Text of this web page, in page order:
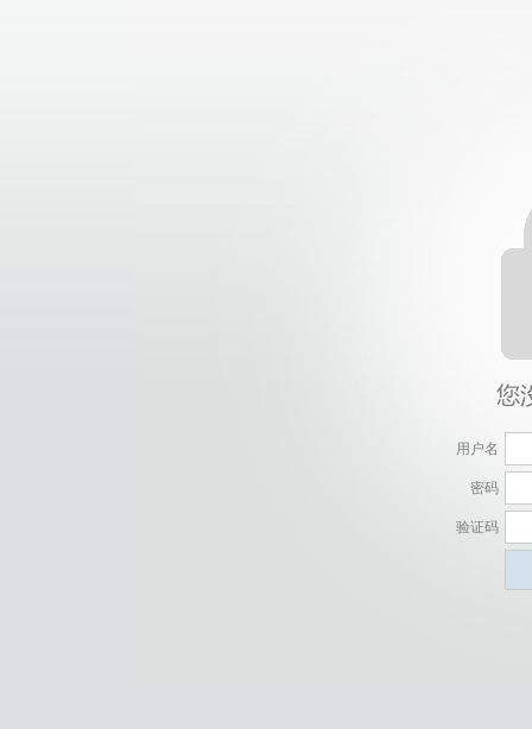
用户名
密码
验证码